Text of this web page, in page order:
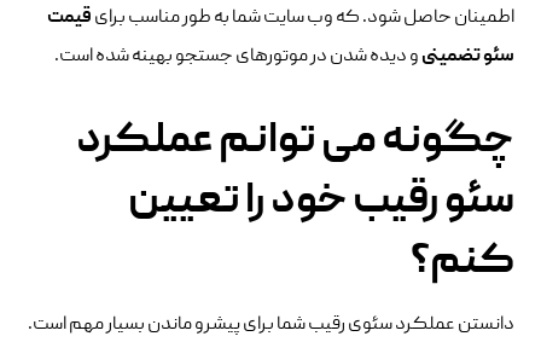
اطمینان حاصل شود. که وب سایت شما به طور مناسب برایقیمت
سئو تضمینیو دیده شدن در موتورهای جستجو بهینه شده است.
چگونه می توانم عملکرد
سئو رقیب خود را تعیین
کنم؟
دانستن عملکرد سئوی رقیب شما برای پیشرو ماندن بسیار مهم است.